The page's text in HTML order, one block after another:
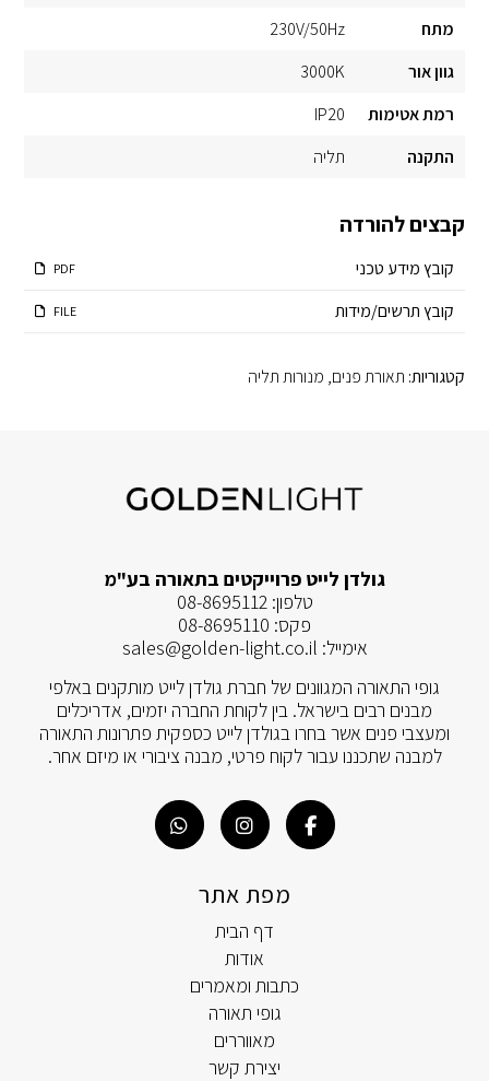
מתח
230V/50Hz
גוון אור
3000K
רמת אטימות
IP20
התקנה
תליה
קבצים להורדה
קובץ מידע טכני PDF
קובץ תרשים/מידות FILE
קטגוריות: תאורת פנים, מנורות תליה
גולדן לייט פרוייקטים בתאורה בע"מ
טלפון:08-8695112
פקס: 08-8695110
אימייל: sales@golden-light.co.il
גופי התאורה המגוונים של חברת גולדן לייט מותקנים באלפי
מבנים רבים בישראל. בין לקוחת החברה יזמים, אדריכלים
ומעצבי פנים אשר בחרו בגולדן לייט כספקית פתרונות התאורה
למבנה שתכננו עבור לקוח פרטי, מבנה ציבורי או מיזם אחר.
מפת אתר
דף הבית
אודות
כתבות ומאמרים
גופי תאורה
מאווררים
יצירת קשר